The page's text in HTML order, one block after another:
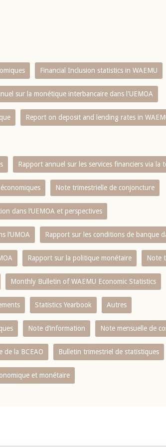
Financial Inclusion statistics in WAEMU
sur la monétique interbancaire dans l'UEMOA
Report on deposit and lending rates in
Rapport annuel sur les services financiers via la
Note trimestrielle de conjoncture
dans l‘UEMOA et perspectives
l‘UMOA Rapport sur les conditions de banque
Rapport sur la politique monétaire Note
Monthly Bulletin of WAEMU Economic Statistics
Statistics Yearbook Autres
Note d’information Note mensuelle de
de la BCEAO Bulletin trimestriel de statistiques
et monétaire